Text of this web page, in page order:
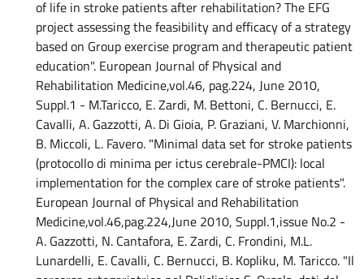
of life in stroke patients after rehabilitation? The EFG
project assessing the feasibility and efficacy of a strategy
based on Group exercise program and therapeutic patient
education". European Journal of Physical and
Rehabilitation Medicine,vol.46, pag.224, June 2010,
Suppl.1 - M.Taricco, E. Zardi, M. Bettoni, C. Bernucci, E.
Cavalli, A. Gazzotti, A. Di Gioia, P. Graziani, V. Marchionni,
B. Miccoli, L. Favero. "Minimal data set for stroke patients
(protocollo di minima per ictus cerebrale-PMCI): local
implementation for the complex care of stroke patients".
European Journal of Physical and Rehabilitation
Medicine,vol.46,pag.224,June 2010, Suppl.1,issue No.2 -
A. Gazzotti, N. Cantafora, E. Zardi, C. Frondini, M.L.
Lunardelli, E. Cavalli, C. Bernucci, B. Kopliku, M. Taricco. "Il